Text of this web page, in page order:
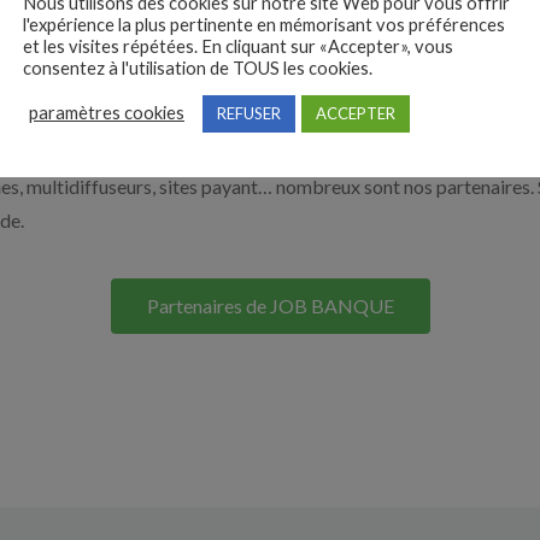
site. Découvrez nos solutions pour vous aider à recruter en
Nos solutions entreprises
multidiffuseurs, sites payant… nombreux sont nos partenaires.
Partenaires de JOB BANQUE
l'expérience la plus pertinente en mémorisant vos préférences
et les visites répétées. En cliquant sur «Accepter», vous
consentez à l'utilisation de TOUS les cookies.
paramètres cookies REFUSER ACCEPTER